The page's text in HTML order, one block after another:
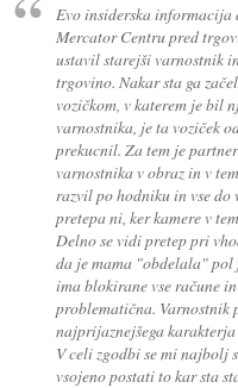
Evo insiderska informacija
Mercator Centru pred
ustavil starejši varnostnik
trgovino. Nakar sta ga
vozičkom, v katerem je bil
varnostnika, je ta voziček
prekucnil. Za tem je
varnostnika v obraz in v
razvil po hodniku in vse do
pretepa ni, ker kamere v
Delno se vidi pretep pri
da je mama "obdelala"
ima blokirane vse račune
problematična.
najprijaznejšega
V celi zgodbi se mi najbolj
vsojeno postati to kar sta